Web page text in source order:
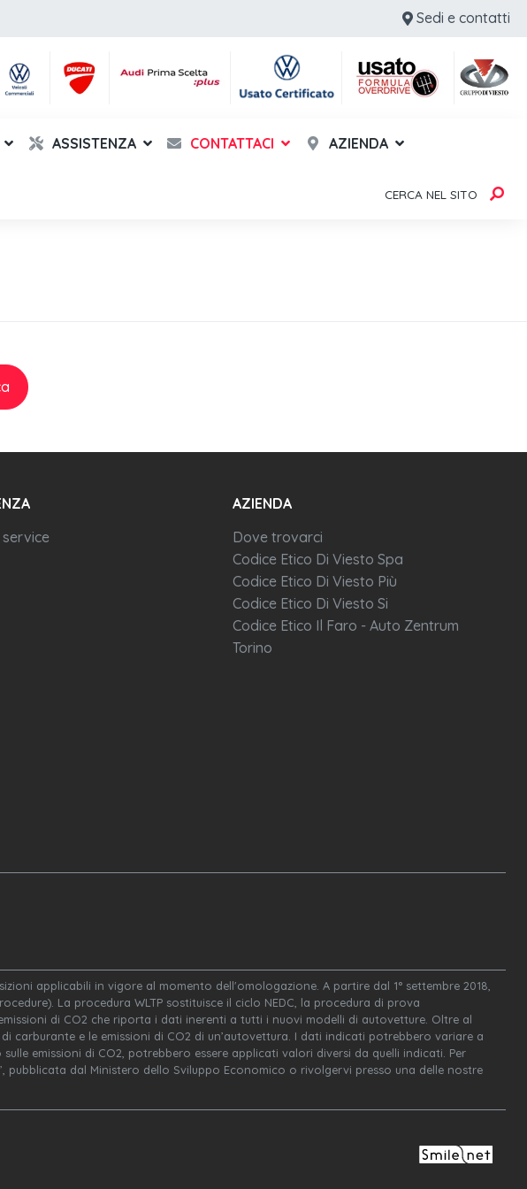
Sedi e contatti
ASSISTENZA CONTATTACI AZIENDA
CERCA NEL SITO
AZIENDA
Dove trovarci
Codice Etico Di Viesto Spa
Codice Etico Di Viesto Più
Codice Etico Di Viesto Si
Codice Etico Il Faro - Auto Zentrum
Torino
applicabili in vigore al momento dell'omologazione. A partire dal 1° settembre 2018,
La procedura WLTP sostituisce il ciclo NEDC, la procedura di prova
di CO2 che riporta i dati inerenti a tutti i nuovi modelli di autovetture. Oltre al
e le emissioni di CO2 di un’autovettura. I dati indicati potrebbero variare a
emissioni di CO2, potrebbero essere applicati valori diversi da quelli indicati. Per
dal Ministero dello Sviluppo Economico o rivolgervi presso una delle nostre